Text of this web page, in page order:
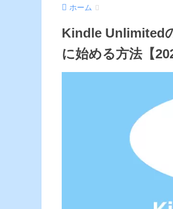
ホーム
Kindle Unlimited
に始める方法【